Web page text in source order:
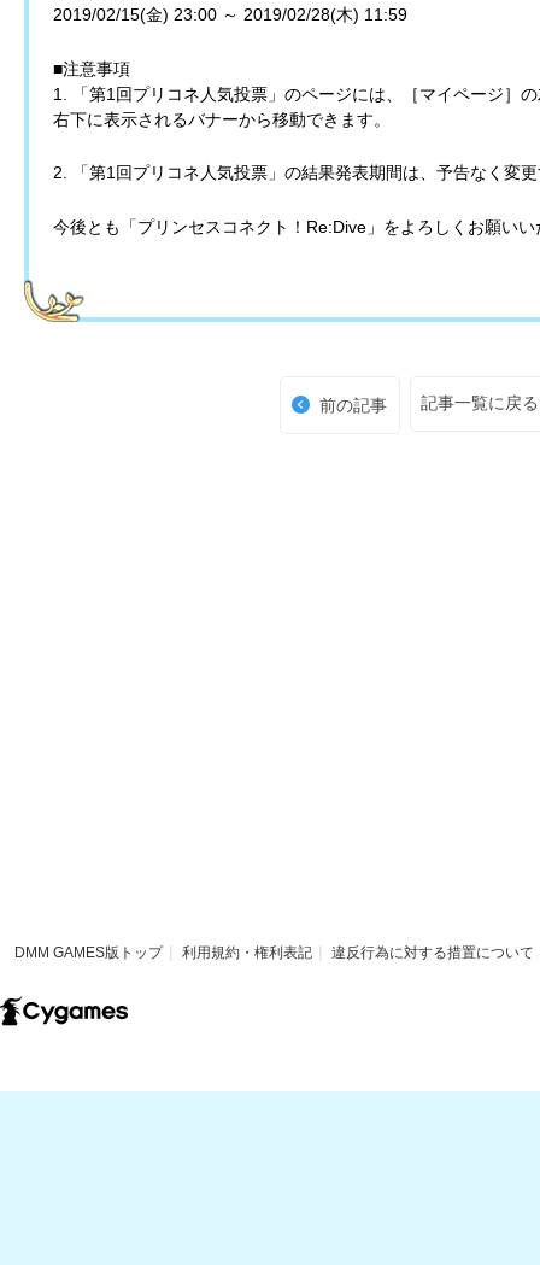
2019/02/15(金) 23:00 ～ 2019/02/28(木) 11:59
■注意事項
1. 「第1回プリコネ人気投票」のページには、［マイページ］
右下に表示されるバナーから移動できます。
2. 「第1回プリコネ人気投票」の結果発表期間は、予告なく変
今後とも「プリンセスコネクト！Re:Dive」をよろしくお願いい
前の記事 記事一覧に戻る
DMM GAMES版トップ 利用規約・権利表記 違反行為に対する措置について